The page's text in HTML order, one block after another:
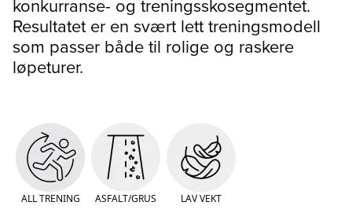
konkurranse- og treningsskosegmentet.
Resultatet er en svært lett treningsmodell
som passer både til rolige og raskere
løpeturer.
ALL TRENING ASFALT/GRUS LAV VEKT